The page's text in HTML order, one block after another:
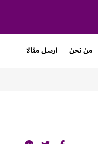
من نحن ارسل مقالا